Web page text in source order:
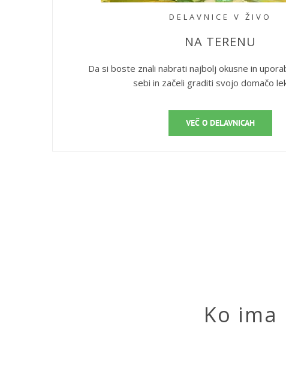
DELAVNICE V ŽIVO
NA TERENU
Da si boste znali nabrati najbolj okusne in
sebi in začeli graditi svojo domačo
VEČ O DELAVNICAH
Ko